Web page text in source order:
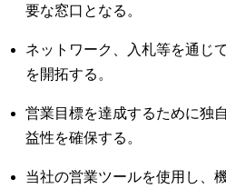
要な窓口となる。
ネットワーク、入札等を通じ
を開拓する。
営業目標を達成するために独
益性を確保する。
当社の営業ツールを使用し、